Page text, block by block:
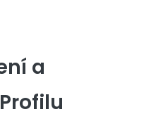
a